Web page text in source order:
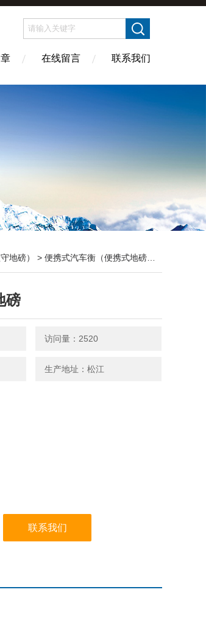
在线留言 联系我们
地磅） > 便携式汽车衡（便携式地磅）
磅
访问量：2520
生产地址：松江
联系我们